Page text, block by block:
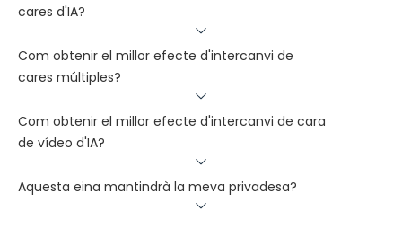
cares d'IA?
Com obtenir el millor efecte d'intercanvi de
cares múltiples?
Com obtenir el millor efecte d'intercanvi de cara
de vídeo d'IA?
Aquesta eina mantindrà la meva privadesa?